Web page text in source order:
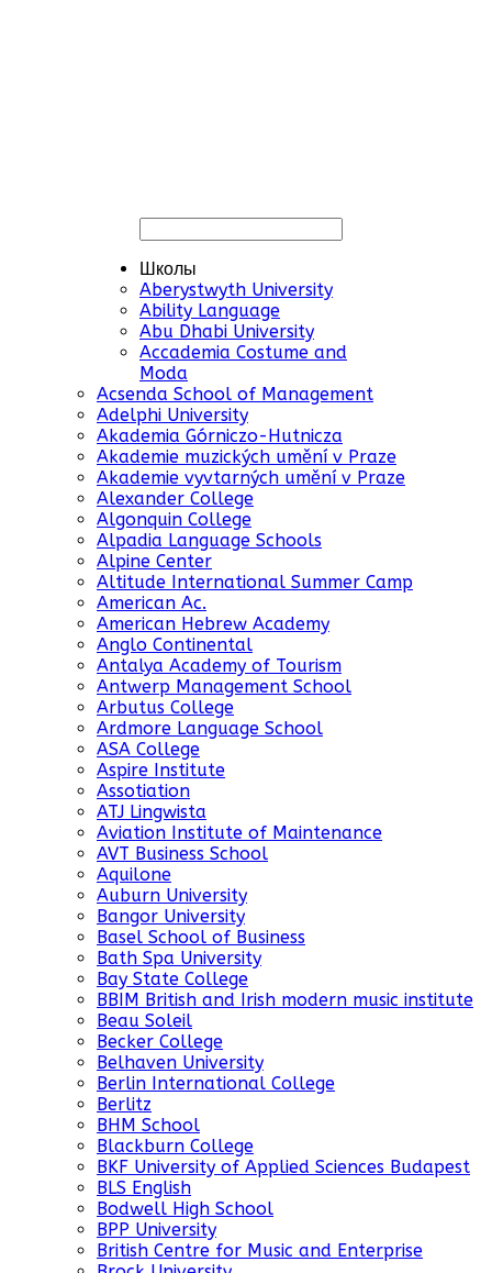
Школы
Aberystwyth University
Ability Language
Abu Dhabi University
Accademia Costume and
Moda
Acsenda School of Management
Adelphi University
Akademia Górniczo-Hutnicza
Akademie muzických umění v Praze
Akademie vyvtarných umění v Praze
Alexander College
Algonquin College
Alpadia Language Schools
Alpine Center
Altitude International Summer Camp
American Ac.
American Hebrew Academy
Anglo Continental
Antalya Academy of Tourism
Antwerp Management School
Arbutus College
Ardmore Language School
ASA College
Aspire Institute
Assotiation
ATJ Lingwista
Aviation Institute of Maintenance
AVT Business School
Aquilone
Auburn University
Bangor University
Basel School of Business
Bath Spa University
Bay State College
BBIM British and Irish modern music institute
Beau Soleil
Becker College
Belhaven University
Berlin International College
Berlitz
BHM School
Blackburn College
BKF University of Applied Sciences Budapest
BLS English
Bodwell High School
BPP University
British Centre for Music and Enterprise